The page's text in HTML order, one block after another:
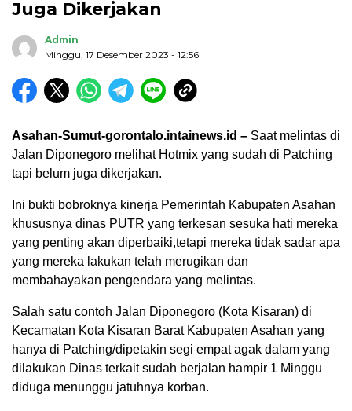
Juga Dikerjakan
Admin
Minggu, 17 Desember 2023 - 12:56
Asahan-Sumut-gorontalo.intainews.id – Saat melintas di
Jalan Diponegoro melihat Hotmix yang sudah di Patching
tapi belum juga dikerjakan.
Ini bukti bobroknya kinerja Pemerintah Kabupaten Asahan
khususnya dinas PUTR yang terkesan sesuka hati mereka
yang penting akan diperbaiki,tetapi mereka tidak sadar apa
yang mereka lakukan telah merugikan dan
membahayakan pengendara yang melintas.
Salah satu contoh Jalan Diponegoro (Kota Kisaran) di
Kecamatan Kota Kisaran Barat Kabupaten Asahan yang
hanya di Patching/dipetakin segi empat agak dalam yang
dilakukan Dinas terkait sudah berjalan hampir 1 Minggu
diduga menunggu jatuhnya korban.